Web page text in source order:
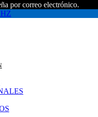
por correo electrónico.